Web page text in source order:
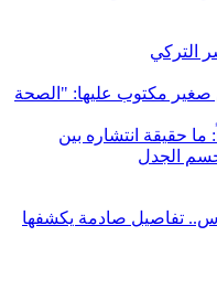
التركي
ما حقيقة انتشاره بين
الجدل
تفاصيل صادمة يكشفها